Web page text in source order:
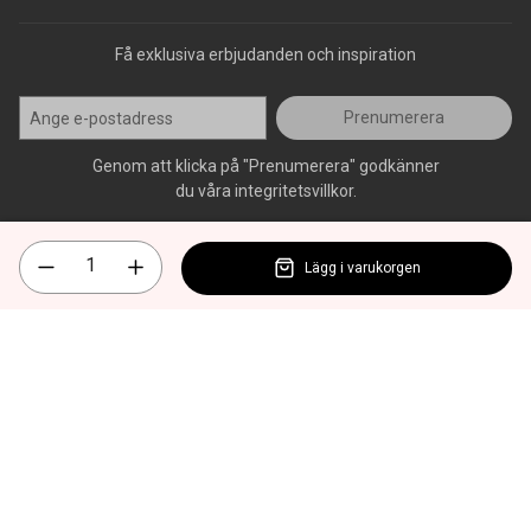
Få exklusiva erbjudanden och inspiration
Prenumerera
Genom att klicka på "Prenumerera" godkänner
du våra integritetsvillkor.
Lägg i varukorgen